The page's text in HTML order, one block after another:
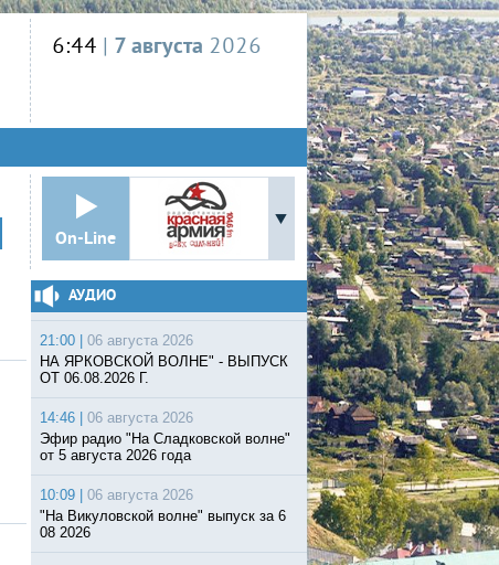
6:44 | 7 августа 2026
On-Line
АУДИО
21:00 |
06 августа 2026
НА ЯРКОВСКОЙ ВОЛНЕ" - ВЫПУСК
ОТ 06.08.2026 Г.
14:46 |
06 августа 2026
Эфир радио "На Сладковской волне"
от 5 августа 2026 года
10:09 |
06 августа 2026
"На Викуловской волне" выпуск за 6
08 2026